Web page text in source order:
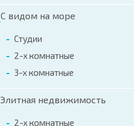
С видом на море
Студии
2-х комнатные
3-х комнатные
Элитная недвижимость
2-х комнатные